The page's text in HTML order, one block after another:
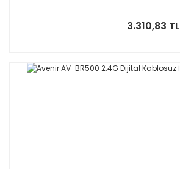
3.310,83 TL